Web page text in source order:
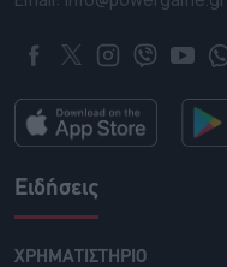
Ειδήσεις
ΧΡΗΜΑΤΙΣΤΗΡΙΟ